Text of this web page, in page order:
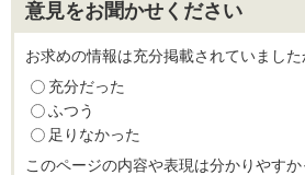
意見をお聞かせください
お求めの情報は充分掲載されていました
充分だった
ふつう
足りなかった
このページの内容や表現は分かりやすか